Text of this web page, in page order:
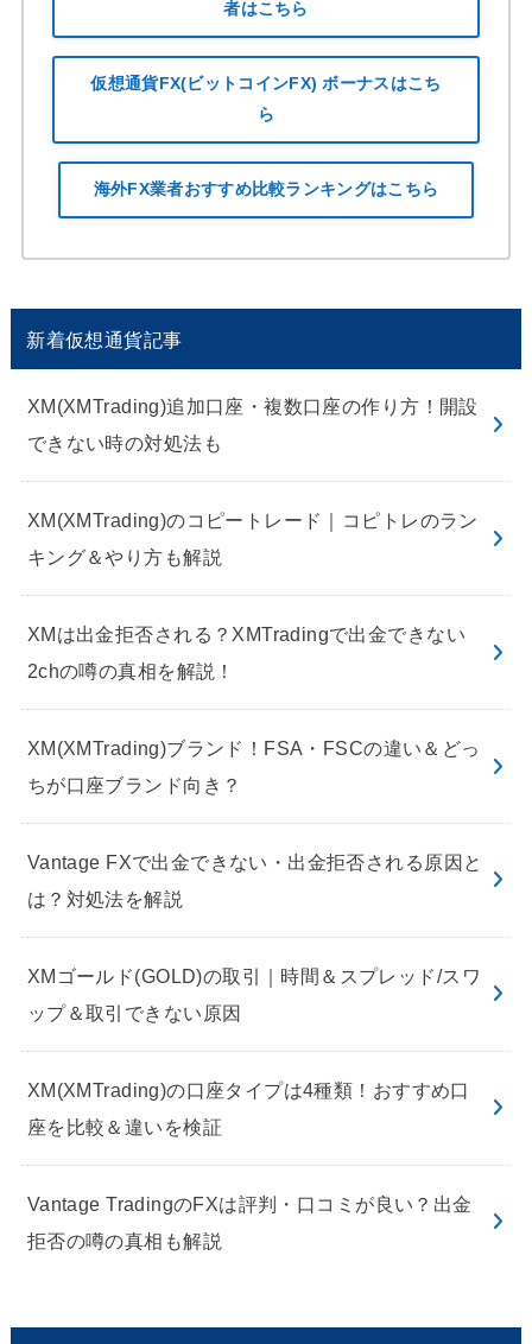
者はこちら
仮想通貨FX(ビットコインFX) ボーナスはこち
ら
海外FX業者おすすめ比較ランキングはこちら
新着仮想通貨記事
XM(XMTrading)追加口座・複数口座の作り方！開設
できない時の対処法も
XM(XMTrading)のコピートレード｜コピトレのラン
キング＆やり方も解説
XMは出金拒否される？XMTradingで出金できない
2chの噂の真相を解説！
XM(XMTrading)ブランド！FSA・FSCの違い＆どっ
ちが口座ブランド向き？
Vantage FXで出金できない・出金拒否される原因と
は？対処法を解説
XMゴールド(GOLD)の取引｜時間＆スプレッド/スワ
ップ＆取引できない原因
XM(XMTrading)の口座タイプは4種類！おすすめ口
座を比較＆違いを検証
Vantage TradingのFXは評判・口コミが良い？出金
拒否の噂の真相も解説